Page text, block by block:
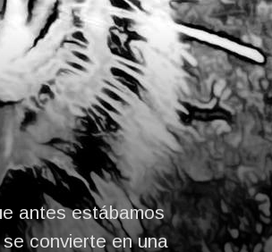
antes estábamos
convierte en una